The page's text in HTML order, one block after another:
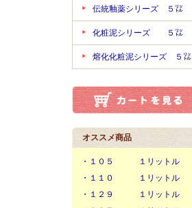
伝統釉薬シリーズ ５㍑
化粧泥シリーズ ５㍑
熔化化粧泥シリーズ ５㍑
オススメ商品
・１０５ １リットル
・１１０ １リットル
・１２９ １リットル